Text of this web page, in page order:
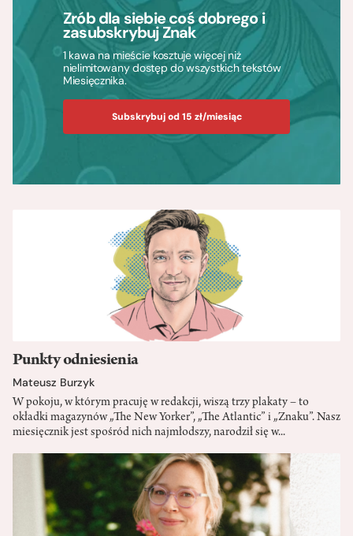
Zrób dla siebie coś dobrego i
zasubskrybuj Znak
1 kawa na mieście kosztuje więcej niż
nielimitowany dostęp do wszystkich tekstów
Miesięcznika.
Subskrybuj od 15 zł/miesiąc
Punkty odniesienia
Mateusz Burzyk
W pokoju, w którym pracuję w redakcji, wiszą trzy plakaty – to
okładki magazynów „The New Yorker”, „The Atlantic” i „Znaku”. Nasz
miesięcznik jest spośród nich najmłodszy, narodził się w...